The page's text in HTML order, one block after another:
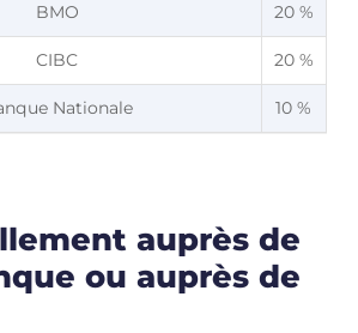
BMO 20 %
CIBC 20 %
Nationale 10 %
auprès de
ou auprès de